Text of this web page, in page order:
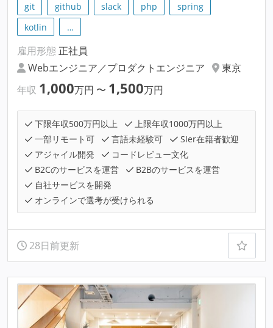
git github slack php
spring
kotlin
…
雇用形態 正社員
Webエンジニア／プロダクトエンジニア
東京
年収 1,000万円 〜 1,500万円
下限年収500万円以上
上限年収1000万円以上
一部リモート可
言語未経験可
SIer在籍者歓迎
アジャイル開発
コードレビュー文化
B2Cのサービスを運営
B2Bのサービスを運営
自社サービスを開発
オンラインで選考が受けられる
28日前更新